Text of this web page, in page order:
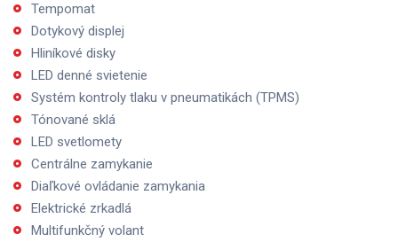
Tempomat
Dotykový displej
Hliníkové disky
LED denné svietenie
Systém kontroly tlaku v pneumatikách (TPMS)
Tónované sklá
LED svetlomety
Centrálne zamykanie
Diaľkové ovládanie zamykania
Elektrické zrkadlá
Multifunkčný volant